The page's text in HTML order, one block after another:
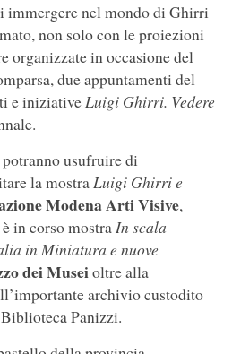
immergere nel mondo di Ghirri
non solo con le proiezioni
organizzate in occasione del
due appuntamenti del
e iniziativeLuigi Ghirri. Vedere
usufruire di
la mostraLuigi Ghirri e
Modena Arti Visive,
in corso mostraIn scala
in Miniatura e nuove
dei Museioltre alla
archivio custodito
Panizzi.